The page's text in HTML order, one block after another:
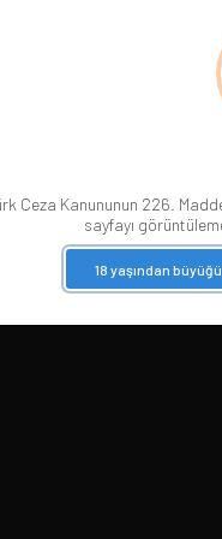
Ceza Kanununun 226.
sayfayı
18 yaşından